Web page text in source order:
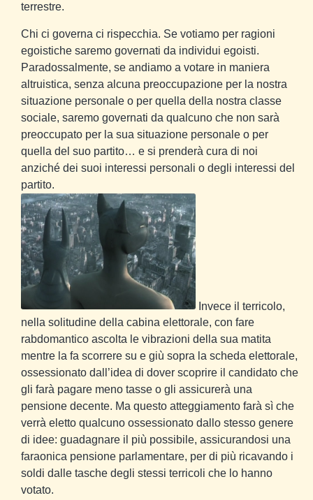
terrestre.
Chi ci governa ci rispecchia. Se votiamo per ragioni
egoistiche saremo governati da individui egoisti.
Paradossalmente, se andiamo a votare in maniera
altruistica, senza alcuna preoccupazione per la nostra
situazione personale o per quella della nostra classe
sociale, saremo governati da qualcuno che non sarà
preoccupato per la sua situazione personale o per
quella del suo partito… e si prenderà cura di noi
anziché dei suoi interessi personali o degli interessi del
partito.
Invece il terricolo,
nella solitudine della cabina elettorale, con fare
rabdomantico ascolta le vibrazioni della sua matita
mentre la fa scorrere su e giù sopra la scheda elettorale,
ossessionato dall’idea di dover scoprire il candidato che
gli farà pagare meno tasse o gli assicurerà una
pensione decente. Ma questo atteggiamento farà sì che
verrà eletto qualcuno ossessionato dallo stesso genere
di idee: guadagnare il più possibile, assicurandosi una
faraonica pensione parlamentare, per di più ricavando i
soldi dalle tasche degli stessi terricoli che lo hanno
votato.